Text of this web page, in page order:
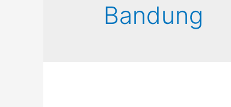
Bandung